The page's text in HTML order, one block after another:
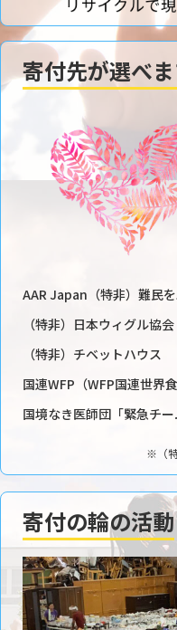
寄付先が選べ
AAR Japan（特非）難民
（特非）日本ウィグル協会
（特非）チベットハウス
国連WFP（WFP国連世界食
国境なき医師団「緊急チ
※（
寄付の輪の活動